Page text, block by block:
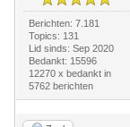
Berichten: 7.181
Topics: 131
Lid sinds: Sep 2020
Bedankt: 15596
12270 x bedankt in
5762 berichten